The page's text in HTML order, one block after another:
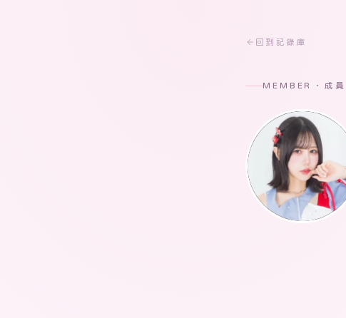
回到記錄庫
MEMBER · 成員